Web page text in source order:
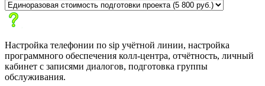
Настройка телефонии по sip учётной линии, настройка
программного обеспечения колл-центра, отчётность, личный
кабинет с записями диалогов, подготовка группы
обслуживания.